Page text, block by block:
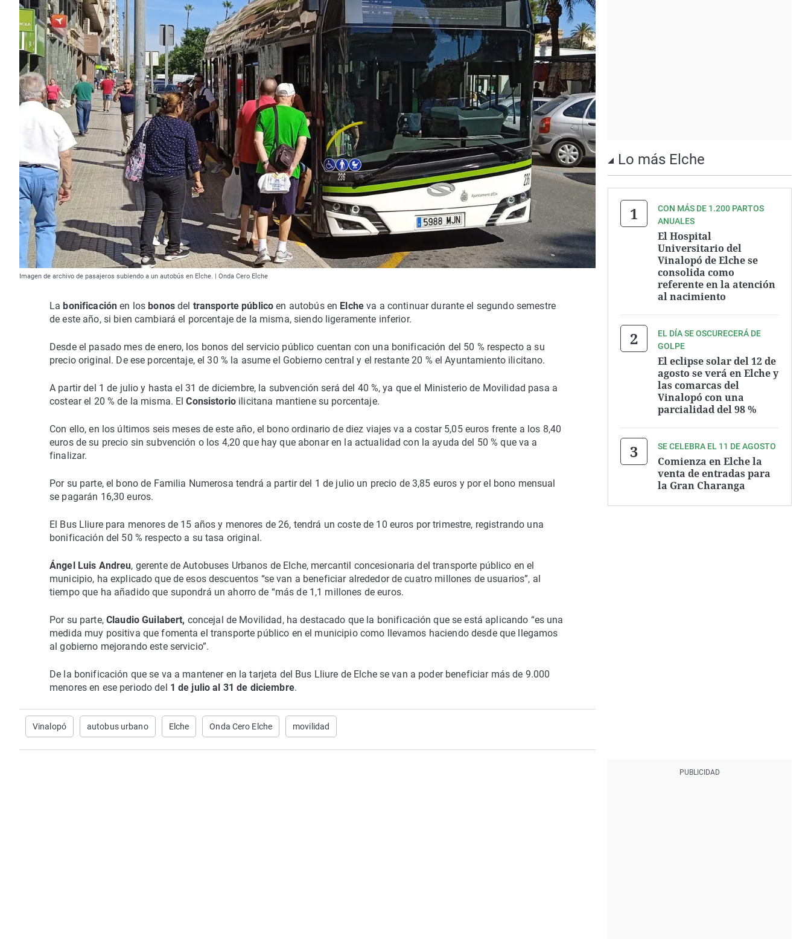
Imagen de archivo de pasajeros subiendo a un autobús en Elche. | Onda Cero Elche
La bonificaciónen los bonosdel transporte público en autobús en Elcheva a continuar durante el segundo semestre
de este año, si bien cambiará el porcentaje de la misma, siendo ligeramente inferior.
Desde el pasado mes de enero, los bonos del servicio público cuentan con una bonificación del 50 % respecto a su
precio original. De ese porcentaje, el 30 % la asume el Gobierno central y el restante 20 % el Ayuntamiento ilicitano.
A partir del 1 de julio y hasta el 31 de diciembre, la subvención será del 40 %, ya que el Ministerio de Movilidad pasa a
costear el 20 % de la misma. ElConsistorio ilicitana mantiene su porcentaje.
Con ello, en los últimos seis meses de este año, el bono ordinario de diez viajes va a costar 5,05 euros frente a los 8,40
euros de su precio sin subvención o los 4,20 que hay que abonar en la actualidad con la ayuda del 50 % que va a
finalizar.
Por su parte, el bono de Familia Numerosa tendrá a partir del 1 de julio un precio de 3,85 euros y por el bono mensual
se pagarán 16,30 euros.
El Bus Lliure para menores de 15 años y menores de 26, tendrá un coste de 10 euros por trimestre, registrando una
bonificación del 50 % respecto a su tasa original.
Ángel Luis Andreu, gerente de Autobuses Urbanos de Elche, mercantil concesionaria del transporte público en el
municipio, ha explicado que de esos descuentos “se van a beneficiar alrededor de cuatro millones de usuarios”, al
tiempo que ha añadido que supondrá un ahorro de “más de 1,1 millones de euros.
Por su parte, Claudio Guilabert, concejal de Movilidad, ha destacado que la bonificación que se está aplicando “es una
medida muy positiva que fomenta el transporte público en el municipio como llevamos haciendo desde que llegamos
al gobierno mejorando este servicio”.
De la bonificación que se va a mantener en la tarjeta del Bus Lliure de Elche se van a poder beneficiar más de 9.000
menores en ese periodo del 1 de julio al 31 de diciembre.
Vinalopó autobus urbano Elche Onda Cero Elche movilidad
Lo más Elche
CON MÁS DE 1.200 PARTOS
ANUALES
El Hospital
Universitario del
Vinalopó de Elche se
consolida como
referente en la atención
al nacimiento
EL DÍA SE OSCURECERÁ DE
GOLPE
El eclipse solar del 12 de
agosto se verá en Elche y
las comarcas del
Vinalopó con una
parcialidad del 98 %
SE CELEBRA EL 11 DE AGOSTO
Comienza en Elche la
venta de entradas para
la Gran Charanga